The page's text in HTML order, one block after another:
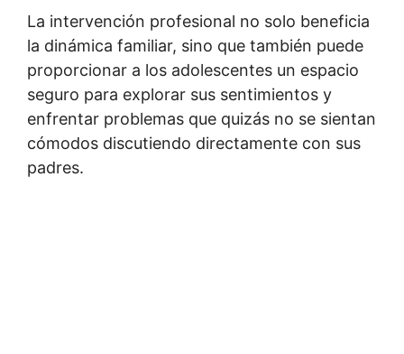
La intervención profesional no solo beneficia
la dinámica familiar, sino que también puede
proporcionar a los adolescentes un espacio
seguro para explorar sus sentimientos y
enfrentar problemas que quizás no se sientan
cómodos discutiendo directamente con sus
padres.